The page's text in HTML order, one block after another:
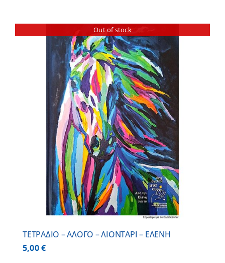
Out of stock
ΤΕΤΡΑΔΙΟ – ΑΛΟΓΟ – ΛΙΟΝΤΑΡΙ – ΕΛΕΝΗ
5,00€